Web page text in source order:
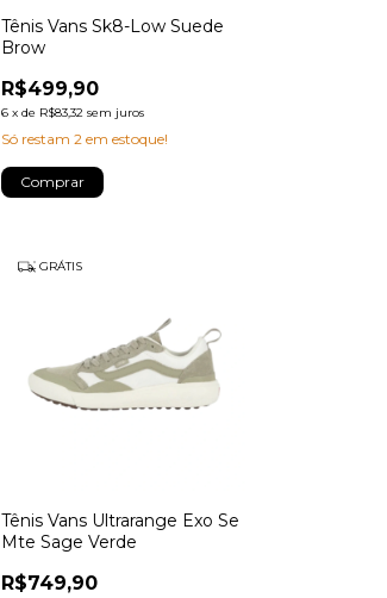
Tênis Vans Sk8-Low Suede
Brow
R$499,90
6 x de R$83,32 sem juros
Só restam 2em estoque!
Comprar
GRÁTIS
Tênis Vans Ultrarange Exo Se
Mte Sage Verde
R$749,90